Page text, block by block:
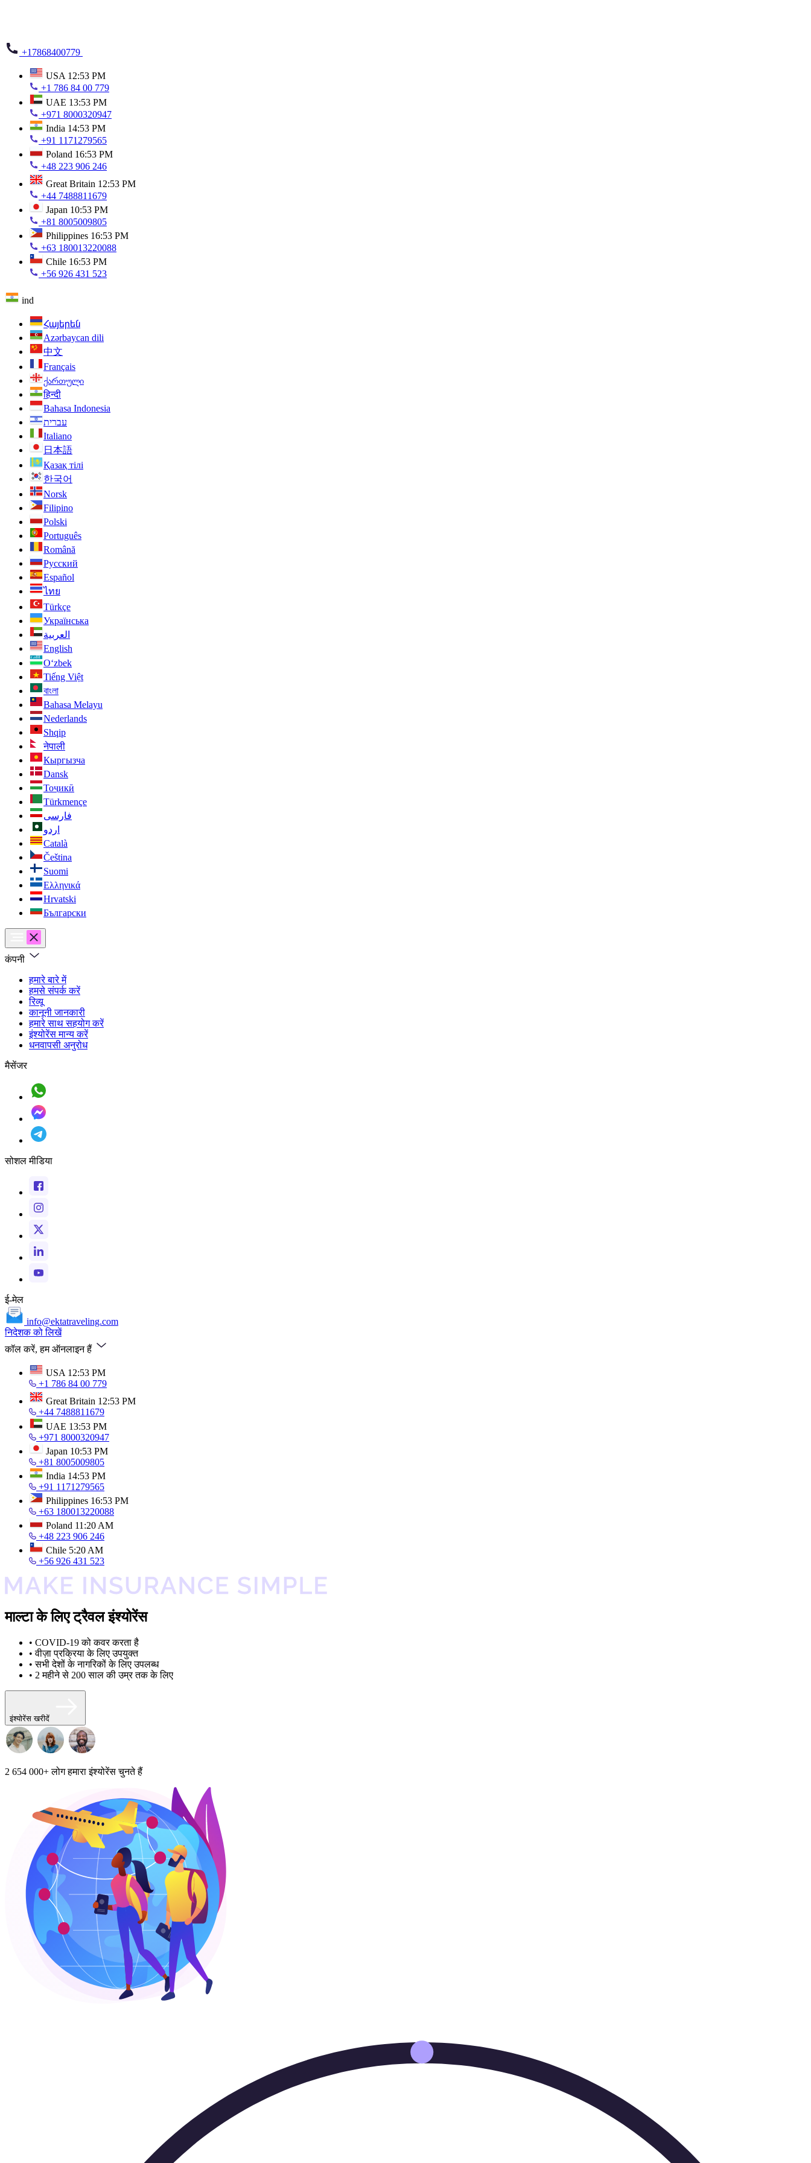
+17868400779
USA 12:53 PM
+1 786 84 00 779
UAE 13:53 PM
+971 8000320947
India 14:53 PM
+91 1171279565
Poland 16:53 PM
+48 223 906 246
Great Britain 12:53 PM
+44 7488811679
Japan 10:53 PM
+81 8005009805
Philippines 16:53 PM
+63 180013220088
Chile 16:53 PM
+56 926 431 523
ind
Հայերեն
Azərbaycan dili
中文
Français
ქართული
हिन्दी
Bahasa Indonesia
עברית
Italiano
日本語
Қазақ тілі
한국어
Norsk
Filipino
Polski
Português
Română
Русский
Español
ไทย
Türkçe
Українська
العربية
English
O‘zbek
Tiếng Việt
বাংলা
Bahasa Melayu
Nederlands
Shqip
नेपाली
Кыргызча
Dansk
Тоҷикӣ
Türkmençe
فارسی
اردو
Català
Čeština
Suomi
Ελληνικά
Hrvatski
Български
कंपनी
हमारे बारे में
हमसे संपर्क करें
रिव्यू
कानूनी जानकारी
हमारे साथ सहयोग करें
इंश्योरेंस मान्य करें
धनवापसी अनुरोध
मैसेंजर
सोशल मीडिया
ई-मेल
info@ektatraveling.com
निदेशक को लिखें
कॉल करें, हम ऑनलाइन हैं
USA 12:53 PM
+1 786 84 00 779
Great Britain 12:53 PM
+44 7488811679
UAE 13:53 PM
+971 8000320947
Japan 10:53 PM
+81 8005009805
India 14:53 PM
+91 1171279565
Philippines 16:53 PM
+63 180013220088
Poland 11:20 AM
+48 223 906 246
Chile 5:20 AM
+56 926 431 523
माल्टा के लिए ट्रैवल इंश्योरेंस
• COVID-19 को कवर करता है
• वीज़ा प्रक्रिया के लिए उपयुक्त
• सभी देशों के नागरिकों के लिए उपलब्ध
• 2 महीने से 200 साल की उम्र तक के लिए
इंश्योरेंस खरीदें
2 654 000+लोग हमारा इंश्योरेंस चुनते हैं